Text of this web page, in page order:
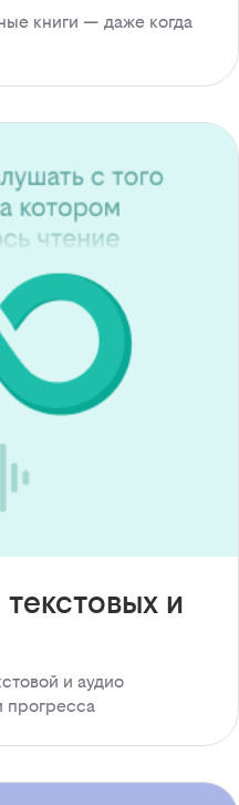
книги — даже когда
и
и аудио
прогресса